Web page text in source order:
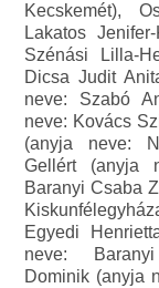
Kecskemét),
Lakatos
Szénási Lilla-
Dicsa Judit
neve: Szabó
neve: Kovács
(anyja neve:
Gellért (anyja
Baranyi Csaba
Egyedi
neve: Baranyi
Dominik (anyja